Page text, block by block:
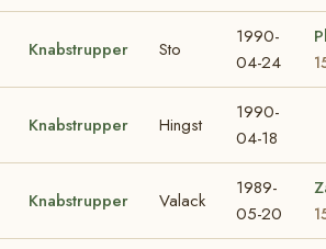
Knabstrupper Sto
1990-
04-24
Knabstrupper Hingst
1990-
04-18
Knabstrupper Valack
1989-
05-20